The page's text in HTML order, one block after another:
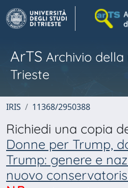
ArTS Archivio
Trieste
IRIS 11368/2950388
Richiedi una copia
Donne per Trump,
Trump: genere e
nuovo